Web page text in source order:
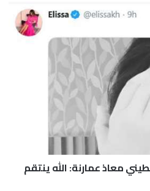
معاذ عمارنة: الله ينتقم